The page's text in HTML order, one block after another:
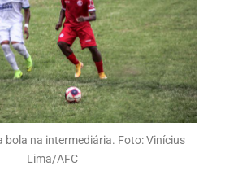
bola na intermediária. Foto: Vinícius
Lima/AFC